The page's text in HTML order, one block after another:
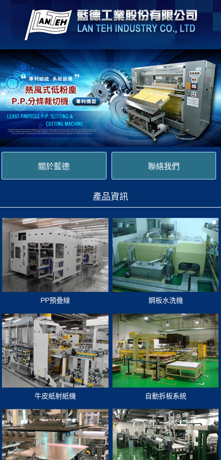
關於藍德 聯絡我們
產品資訊
PP預疊線 鋼板水洗機
牛皮紙射紙機 自動拆板系統